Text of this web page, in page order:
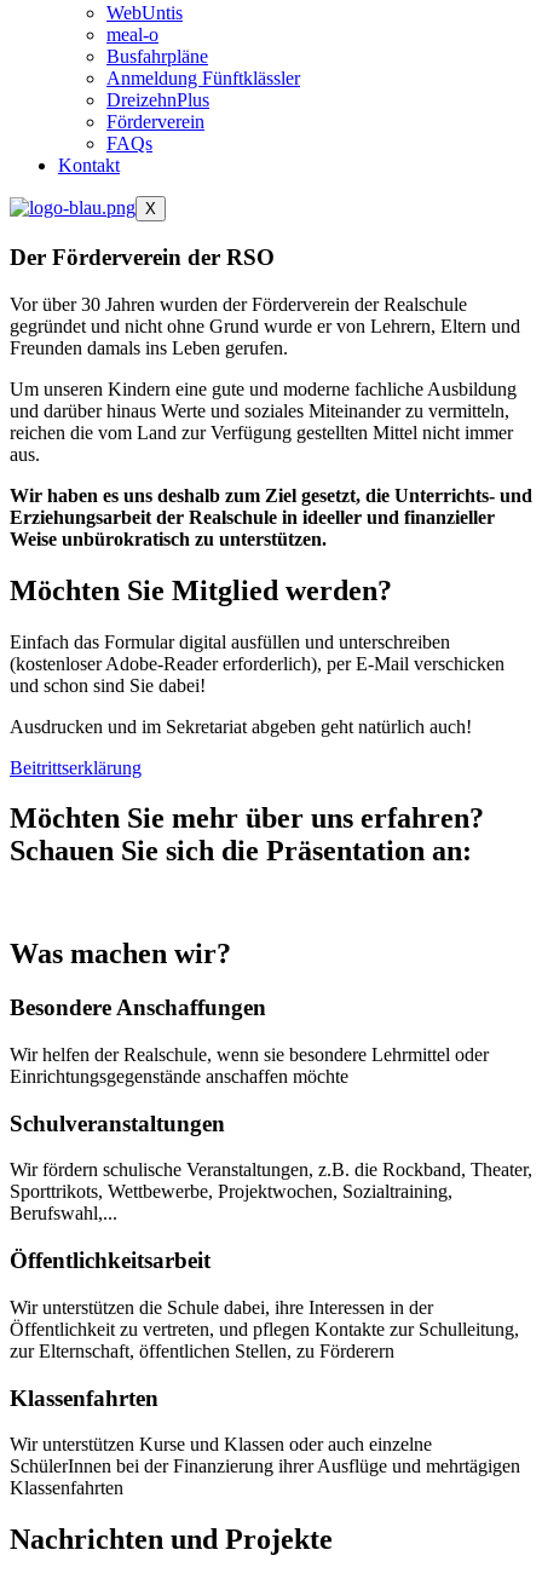
WebUntis
meal-o
Busfahrpläne
Anmeldung Fünftklässler
DreizehnPlus
Förderverein
FAQs
Kontakt
X
Der Förderverein der RSO
Vor über 30 Jahren wurden der Förderverein der Realschule
gegründet und nicht ohne Grund wurde er von Lehrern, Eltern und
Freunden damals ins Leben gerufen.
Um unseren Kindern eine gute und moderne fachliche Ausbildung
und darüber hinaus Werte und soziales Miteinander zu vermitteln,
reichen die vom Land zur Verfügung gestellten Mittel nicht immer
aus.
Wir haben es uns deshalb zum Ziel gesetzt, die Unterrichts- und
Erziehungsarbeit der Realschule in ideeller und finanzieller
Weise unbürokratisch zu unterstützen.
Möchten Sie Mitglied werden?
Einfach das Formular digital ausfüllen und unterschreiben
(kostenloser Adobe-Reader erforderlich), per E-Mail verschicken
und schon sind Sie dabei!
Ausdrucken und im Sekretariat abgeben geht natürlich auch!
Beitrittserklärung
Möchten Sie mehr über uns erfahren?
Schauen Sie sich die Präsentation an:
Was machen wir?
Besondere Anschaffungen
Wir helfen der Realschule, wenn sie besondere Lehrmittel oder
Einrichtungsgegenstände anschaffen möchte
Schulveranstaltungen
Wir fördern schulische Veranstaltungen, z.B. die Rockband, Theater,
Sporttrikots, Wettbewerbe, Projektwochen, Sozialtraining,
Berufswahl,...
Öffentlichkeitsarbeit
Wir unterstützen die Schule dabei, ihre Interessen in der
Öffentlichkeit zu vertreten, und pflegen Kontakte zur Schulleitung,
zur Elternschaft, öffentlichen Stellen, zu Förderern
Klassenfahrten
Wir unterstützen Kurse und Klassen oder auch einzelne
SchülerInnen bei der Finanzierung ihrer Ausflüge und mehrtägigen
Klassenfahrten
Nachrichten und Projekte